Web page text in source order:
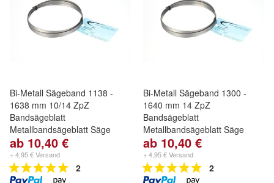
Bi-Metall Sägeband 1138 -
1638 mm 10/14 ZpZ
Bandsägeblatt
Metallbandsägeblatt Säge
ab 10,40 €
+ 4,95 € Versand
2
Bi-Metall Sägeband 1300 -
1640 mm 14 ZpZ
Bandsägeblatt
Metallbandsägeblatt Säge
ab 10,40 €
+ 4,95 € Versand
2